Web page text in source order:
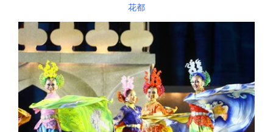
花都